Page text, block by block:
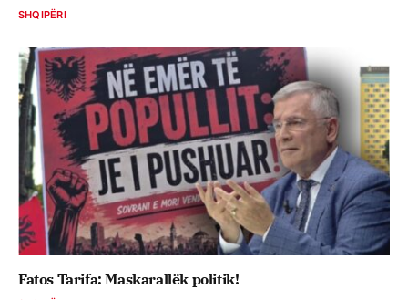
SHQIPËRI
Fatos Tarifa: Maskarallëk politik!